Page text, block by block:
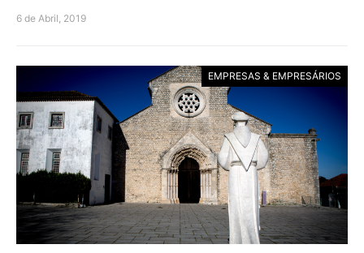
6 de Abril, 2019
EMPRESAS & EMPRESÁRIOS